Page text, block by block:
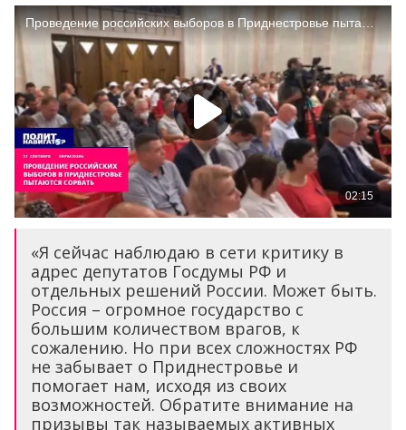
«Я сейчас наблюдаю в сети критику в
адрес депутатов Госдумы РФ и
отдельных решений России. Может быть.
Россия – огромное государство с
большим количеством врагов, к
сожалению. Но при всех сложностях РФ
не забывает о Приднестровье и
помогает нам, исходя из своих
возможностей. Обратите внимание на
призывы так называемых активных